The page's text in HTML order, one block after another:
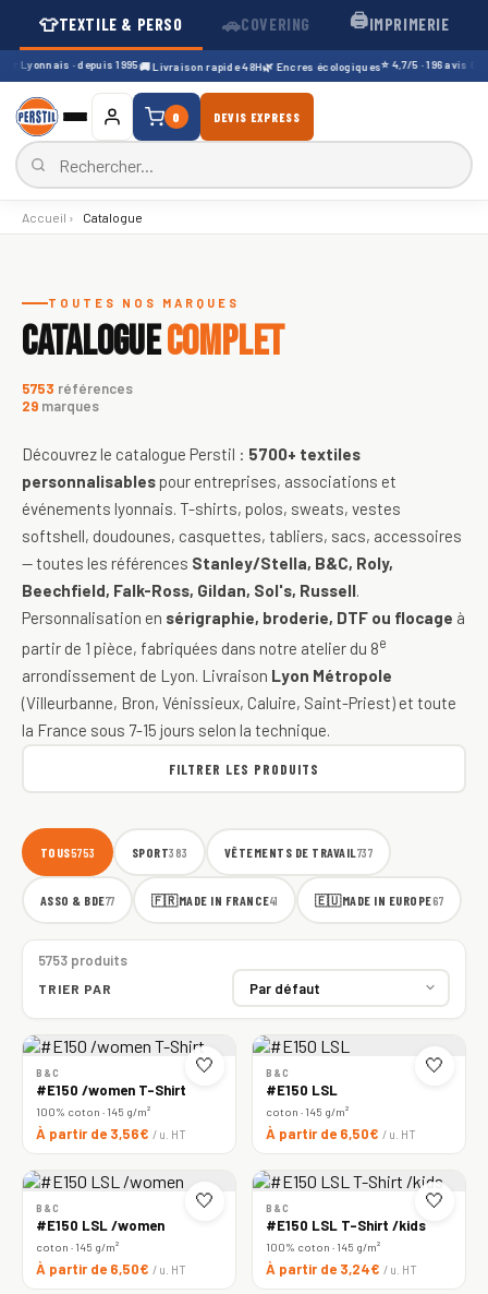
👕TEXTILE & PERSO 🚗COVERING 🖨️IMPRIMERIE
Lyonnais · depuis 1995🚚 Livraison rapide 48H🌿 Encres écologiques⭐ 4,7/5 · 196 avis
0 DEVIS EXPRESS
Accueil › Catalogue
TOUTES NOS MARQUES
CATALOGUECOMPLET
5753 références
29 marques
Découvrez le catalogue Perstil : 5700+ textiles
personnalisables pour entreprises, associations et
événements lyonnais. T-shirts, polos, sweats, vestes
softshell, doudounes, casquettes, tabliers, sacs, accessoires
— toutes les références Stanley/Stella, B&C, Roly,
Beechfield, Falk-Ross, Gildan, Sol's, Russell.
Personnalisation en sérigraphie, broderie, DTF ou flocage à
partir de 1 pièce, fabriquées dans notre atelier du 8e
arrondissement de Lyon. Livraison Lyon Métropole
(Villeurbanne, Bron, Vénissieux, Caluire, Saint-Priest) et toute
la France sous 7-15 jours selon la technique.
FILTRER LES PRODUITS
TOUS5753 SPORT383 VÊTEMENTS DE TRAVAIL737
ASSO & BDE77 🇫🇷MADE IN FRANCE41 🇪🇺MADE IN EUROPE67
5753 produits
TRIER PAR
🤍
B&C
#E150 /women T-Shirt
100% coton · 145 g/m²
À partir de 3,56€ / u. HT
🤍
B&C
#E150 LSL
coton · 145 g/m²
À partir de 6,50€ / u. HT
🤍
B&C
#E150 LSL /women
coton · 145 g/m²
À partir de 6,50€ / u. HT
🤍
B&C
#E150 LSL T-Shirt /kids
100% coton · 145 g/m²
À partir de 3,24€ / u. HT